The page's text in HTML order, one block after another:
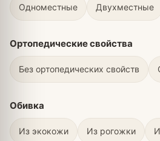
Одноместные Двухместные
Ортопедические свойства
Без ортопедических свойств
Обивка
Из экокожи Из рогожки